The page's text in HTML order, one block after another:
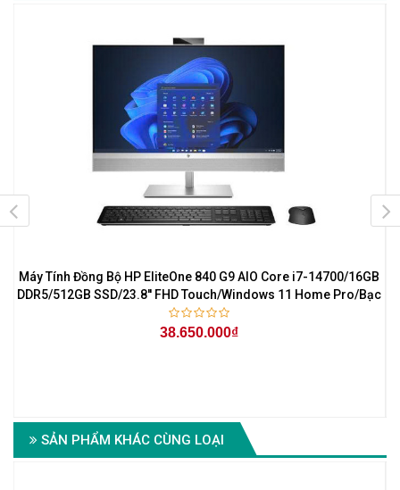
Máy Tính Đồng Bộ HP EliteOne 840 G9 AIO Core i7-14700/16GB
DDR5/512GB SSD/23.8'' FHD Touch/Windows 11 Home Pro/Bạc
38.650.000₫
SẢN PHẨM KHÁC CÙNG LOẠI